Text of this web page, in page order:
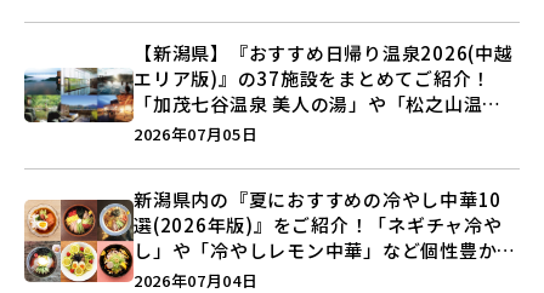
【新潟県】『おすすめ日帰り温泉2026(中越
エリア版)』の37施設をまとめてご紹介！
「加茂七谷温泉 美人の湯」や「松之山温泉
ナステビュウ湯の山」などを巡ろう♪
2026年07月05日
新潟県内の『夏におすすめの冷やし中華10
選(2026年版)』をご紹介！「ネギチャ冷や
し」や「冷やしレモン中華」など個性豊かな
ラインアップ♪
2026年07月04日